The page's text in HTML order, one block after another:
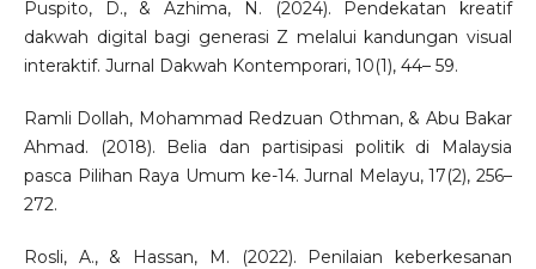
Puspito, D., & Azhima, N. (2024). Pendekatan kreatif
dakwah digital bagi generasi Z melalui kandungan visual
interaktif. Jurnal Dakwah Kontemporari, 10(1), 44– 59.
Ramli Dollah, Mohammad Redzuan Othman, & Abu Bakar
Ahmad. (2018). Belia dan partisipasi politik di Malaysia
pasca Pilihan Raya Umum ke-14. Jurnal Melayu, 17(2), 256–
272.
Rosli, A., & Hassan, M. (2022). Penilaian keberkesanan